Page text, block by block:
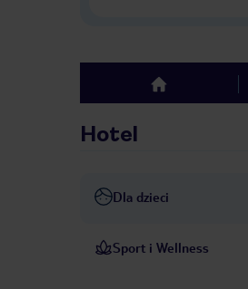
top
Hotel
Dla dzieci
Sport i Wellness